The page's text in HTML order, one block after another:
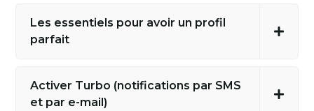
Les essentiels pour avoir un profil
parfait
Activer Turbo (notifications par SMS
et par e-mail)